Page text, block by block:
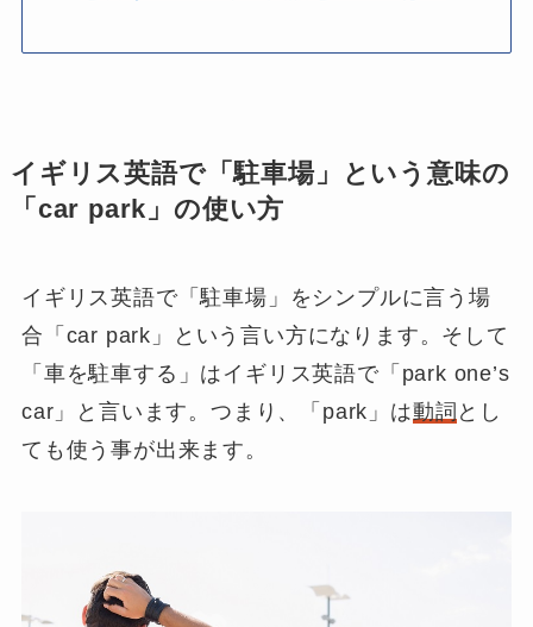
イギリス英語で「駐車場」という意味の
「car park」の使い方
イギリス英語で「駐車場」をシンプルに言う場
合「car park」という言い方になります。そして
「 車を駐車する 」はイギリス英語で「 park one’s
car 」と言います。つまり、「park」は動詞 とし
ても使う事が出来ます。